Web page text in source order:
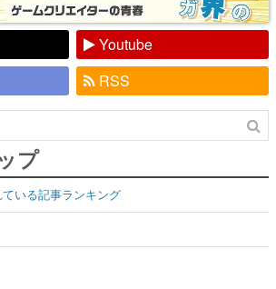
Youtube
RSS
プ
いる記事ランキング